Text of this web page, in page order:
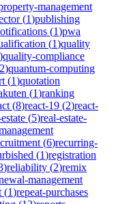
management
(1)publishing
(1)pwa
(1)quality
)quality-compliance
2)quantum-computing
(1)quotation
(1)ranking
(8)react-19 (2)react-
(5)real-estate-
(6)recurring-
(1)registration
)reliability (2)remix
management
(1)repeat-purchases